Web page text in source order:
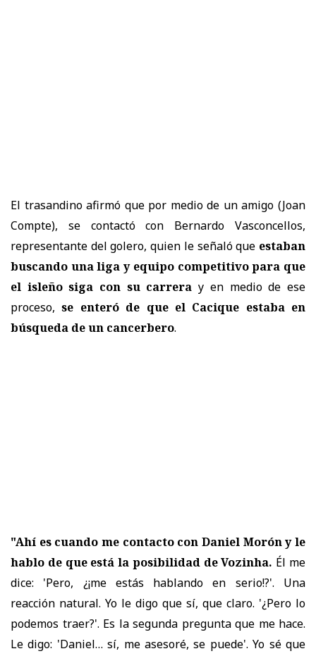
El trasandino afirmó que por medio de un amigo (Joan
Compte), se contactó con Bernardo Vasconcellos,
representante del golero, quien le señaló que estaban
buscando una liga y equipo competitivo para que
el isleño siga con su carrera y en medio de ese
proceso,se enteró de que el Cacique estaba en
búsqueda de un cancerbero.
"Ahí es cuando me contacto con Daniel Morón y le
hablo de que está la posibilidad de Vozinha. Él me
dice: 'Pero, ¿¡me estás hablando en serio!?'. Una
reacción natural. Yo le digo que sí, que claro. '¿Pero lo
podemos traer?'. Es la segunda pregunta que me hace.
Le digo: 'Daniel… sí, me asesoré, se puede'. Yo sé que